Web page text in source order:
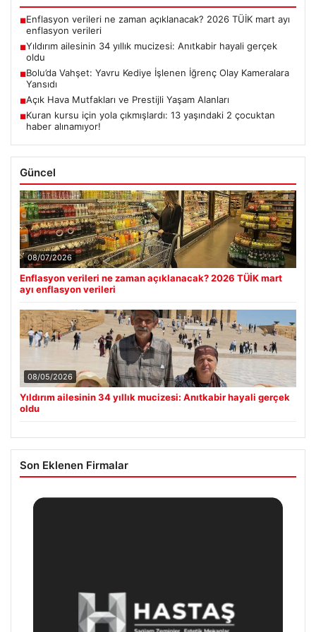
■Enflasyon verileri ne zaman açıklanacak? 2026 TÜİK mart ayı
enflasyon verileri
■Yıldırım ailesinin 34 yıllık mucizesi: Anıtkabir hayali gerçek
oldu
■Bolu’da Vahşet: Yavru Kediye İşlenen İğrenç Olay Kameralara
Yansıdı
■Açık Hava Mutfakları ve Prestijli Yaşam Alanları
■Kuran kursu için yola çıkmışlardı: 13 yaşındaki 2 çocuktan
haber alınamıyor!
Güncel
08/07/2026
Enflasyon verileri ne zaman açıklanacak? 2026 TÜİK mart
ayı enflasyon verileri
08/05/2026
Yıldırım ailesinin 34 yıllık mucizesi: Anıtkabir hayali gerçek
oldu
Son Eklenen Firmalar